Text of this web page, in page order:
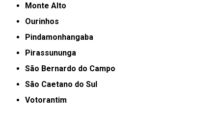
Monte Alto
Ourinhos
Pindamonhangaba
Pirassununga
São Bernardo do Campo
São Caetano do Sul
Votorantim